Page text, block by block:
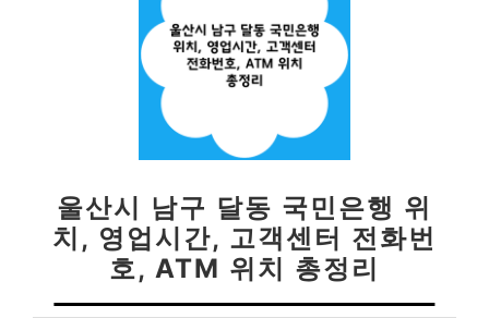
울산시 남구 달동 국민은행 위
치, 영업시간, 고객센터 전화번
호, ATM 위치 총정리